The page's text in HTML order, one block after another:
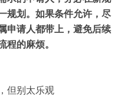
规划。如果条件允许，尽
申请人都带上，避免后续
的麻烦。
但别太乐观